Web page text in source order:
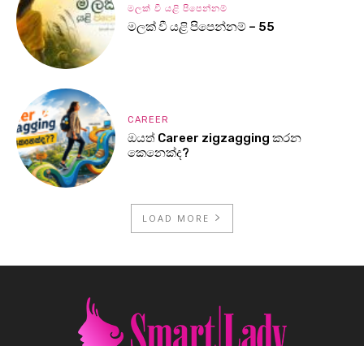
මලක් වී යළි පිපෙන්නම්
මලක් වී යළි පිපෙන්නම් – 55
CAREER
ඔයත් Career zigzagging කරන
කෙනෙක්ද?
LOAD MORE